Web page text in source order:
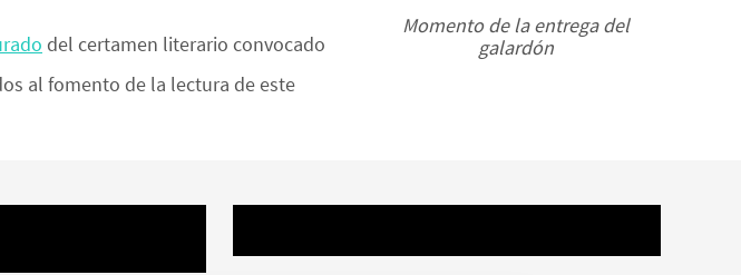
Momento de la entrega del
galardón
del certamen literario convocado
al fomento de la lectura de este